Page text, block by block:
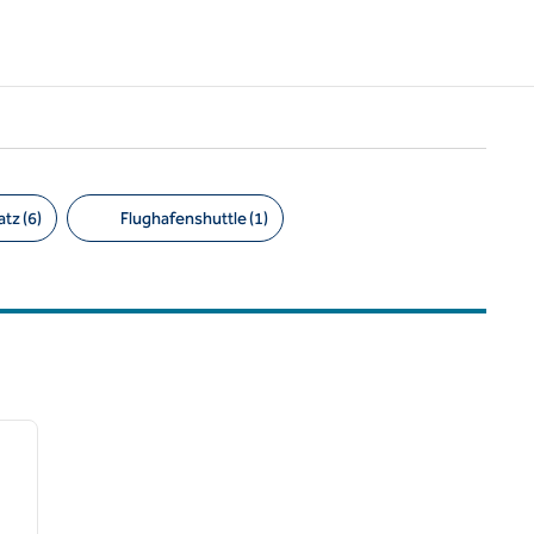
(6) Flughafenshuttle (1)
nächstes Bild